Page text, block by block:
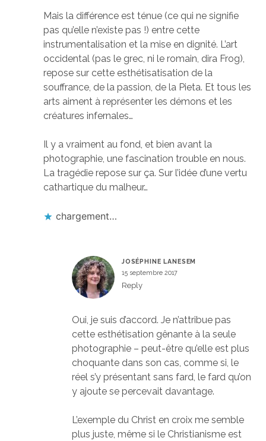
Mais la différence est ténue (ce qui ne signifie
pas qu’elle n’existe pas !) entre cette
instrumentalisation et la mise en dignité. L’art
occidental (pas le grec, ni le romain, dira Frog),
repose sur cette esthétisatisation de la
souffrance, de la passion, de la Pieta. Et tous les
arts aiment à représenter les démons et les
créatures infernales…
Il y a vraiment au fond, et bien avant la
photographie, une fascination trouble en nous.
La tragédie repose sur ça. Sur l’idée d’une vertu
cathartique du malheur…
chargement…
JOSÉPHINE LANESEM
15 septembre 2017
Reply
Oui, je suis d’accord. Je n’attribue pas
cette esthétisation gênante à la seule
photographie – peut-être qu’elle est plus
choquante dans son cas, comme si, le
réel s’y présentant sans fard, le fard qu’on
y ajoute se percevait davantage.
L’exemple du Christ en croix me semble
plus juste, même si le Christianisme est